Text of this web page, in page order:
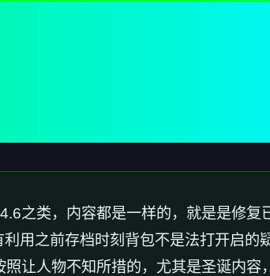
之类，内容都是一样的，就是是修复
用之前存档时刻背包不是法打开启的
让人物不知所措的，尤其是圣诞内容